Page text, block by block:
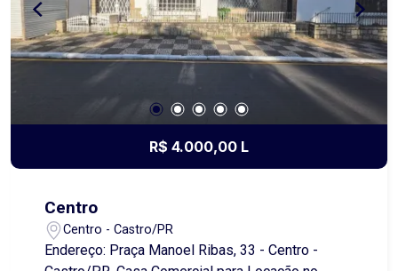
R$ 4.000,00 L
Centro
Centro - Castro/PR
Endereço: Praça Manoel Ribas, 33 - Centro -